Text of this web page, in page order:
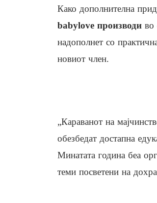
Како дополнителна
babylove производи во
надополнет со
новиот член.
„Караванот на
обезбедат достапна
Минатата година беа
теми посветени на